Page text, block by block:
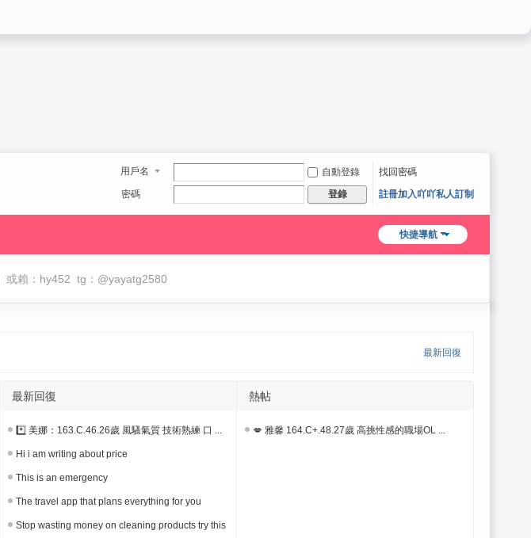
用戶名 自動登錄
找回密碼
密碼
登錄 註冊加入吖吖私人訂制
快捷導航
或賴：hy452 tg：@yayatg2580
最新回復
最新回復
*️⃣ 美娜：163.C.46.26歲 風騷氣質 技術熟練 口 ...
Hi i am writing about price
This is an emergency
The travel app that plans everything for you
Stop wasting money on cleaning products try this
熱帖
💋 雅馨 164.C+.48.27歲 高挑性感的職場OL ...